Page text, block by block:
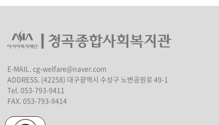
E-MAIL. cg-welfare@naver.com
ADDRESS. (42258) 대구광역시 수성구 노변공원로 49-1
Tel. 053-793-9411
FAX. 053-793-9414